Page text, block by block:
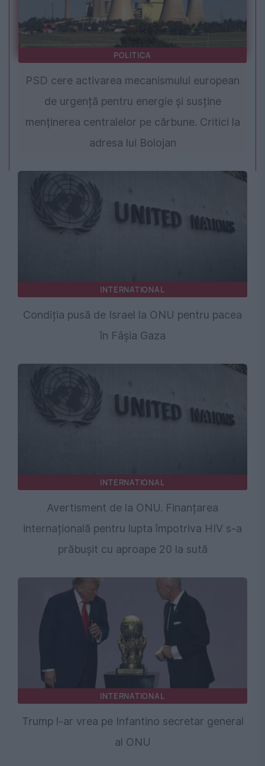
POLITICA
PSD cere activarea mecanismului european
de urgență pentru energie și susține
menținerea centralelor pe cărbune. Critici la
adresa lui Bolojan
INTERNATIONAL
Condiția pusă de Israel la ONU pentru pacea
în Fâșia Gaza
INTERNATIONAL
Avertisment de la ONU. Finanțarea
internațională pentru lupta împotriva HIV s-a
prăbușit cu aproape 20 la sută
INTERNATIONAL
Trump l-ar vrea pe Infantino secretar general
al ONU